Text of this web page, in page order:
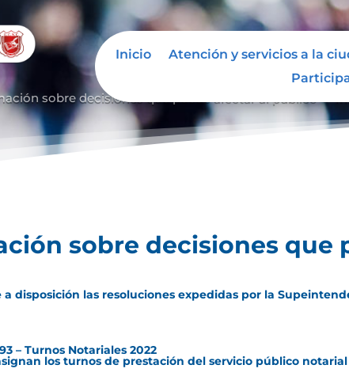
Inicio Atención y servicios a la
sobre decisiones que puede afectar al público
sobre decisiones que
a disposición las resoluciones expedidas por la
– Turnos Notariales 2022
los turnos de prestación del servicio público